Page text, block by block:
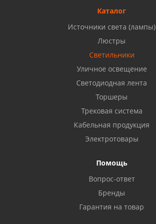
Бузулук, ул. Октябрьская, 24
Балаково, ул. Комарова, 55
Октябрьский, ул. Свердлова, 28
Азнакаево, ул. Булгар, 2. ТЦ "Акчарлак"
Стерлитамак, ул. Вокзальная, 13
Каталог
Источники света (лампы)
Люстры
Светильники
Уличное освещение
Светодиодная лента
Торшеры
Трековая система
Кабельная продукция
Электротовары
Помощь
Вопрос-ответ
Бренды
Гарантия на товар